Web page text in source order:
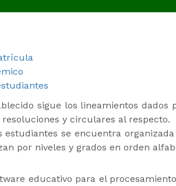
sigue los lineamientos
y circulares al respecto.
se encuentra
por niveles y grados en orden
educativo para el